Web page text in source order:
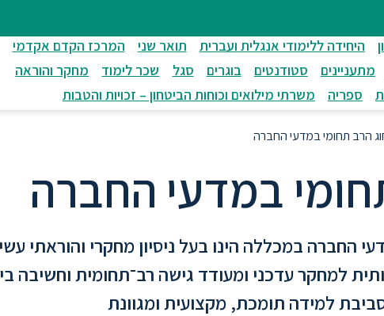
היחידה ללימודי אנגלית ועברית תואר שני
המרכז הקדם אקדמי
מתעניינים סטודנטים בוגרים סגל שכר לימוד
מחקר והוראה
ספריה משרתי מילואים וכוחות הביטחון – זכויות והטבות
הרב תחומי במדעי החברה
במדעי החברה
החברה במכללה הינו בעל ניסיון מחקרי והוראתי
למחקר עדכני ומעודד גישה רב־תחומית וחשיבה
למידה תומכת, מקצועית ומגוונת